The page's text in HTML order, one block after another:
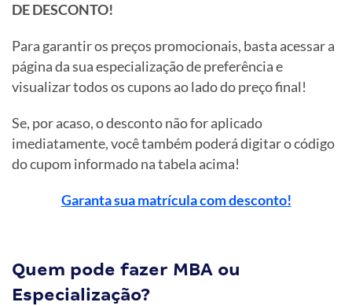
DE DESCONTO!
Para garantir os preços promocionais, basta acessar a
página da sua especialização de preferência e
visualizar todos os cupons ao lado do preço final!
Se, por acaso, o desconto não for aplicado
imediatamente, você também poderá digitar o código
do cupom informado na tabela acima!
Garanta sua matrícula com desconto!
Quem pode fazer MBA ou
Especialização?